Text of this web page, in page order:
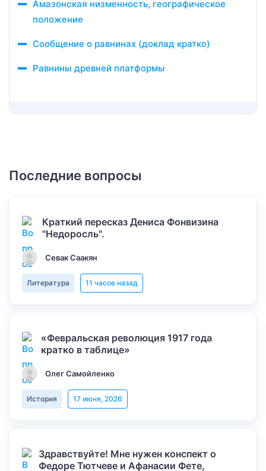
Амазонская низменность, географическое
положение
Сообщение о равнинах (доклад кратко)
Равнины древней платформы
Последние вопросы
Краткий пересказ Дениса Фонвизина
"Недоросль".
Севак Саакян
Литература 11 часов назад
«Февральская революция 1917 года
кратко в таблице»
Олег Самойленко
История 17 июня, 2026
Здравствуйте! Мне нужен конспект о
Федоре Тютчеве и Афанасии Фете,